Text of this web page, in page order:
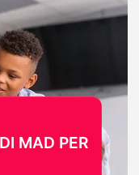
MAD PER